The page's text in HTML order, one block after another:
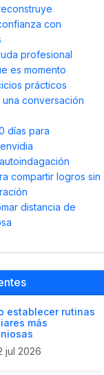
con
profesional
es momento
prácticos
conversación
días para
compartir logros sin
distancia de
establecer rutinas
más
jul 2026